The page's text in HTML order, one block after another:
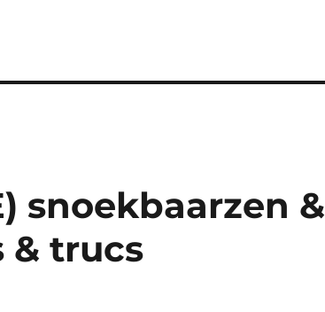
snoekbaarzen &
& trucs